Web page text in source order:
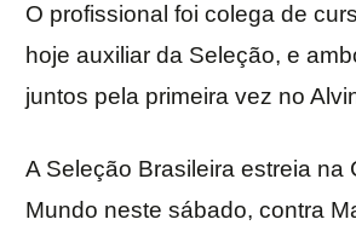
O profissional foi colega de
hoje auxiliar da Seleção, e
juntos pela primeira vez no
A Seleção Brasileira estreia na
Mundo neste sábado, contra